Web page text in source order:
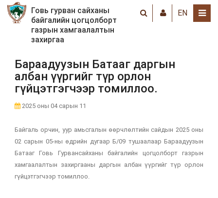
Говь гурван сайханы
байгалийн цогцолборт
газрын хамгаалалтын
захиргаа
EN
Бараадуузын Батааг даргын
албан үүргийг түр орлон
гүйцэтгэгчээр томиллоо.
2025 оны 04 сарын 11
Байгаль орчин, уур амьсгалын өөрчлөлтийн сайдын 2025 оны
02 сарын 05-ны өдрийн дугаар Б/09 тушаалаар Бараадуузын
Батааг Говь Гурвансайханы байгалийн цогцолборт газрын
хамгаалалтын захиргааны даргын албан үүргийг түр орлон
гүйцэтгэгчээр томиллоо.